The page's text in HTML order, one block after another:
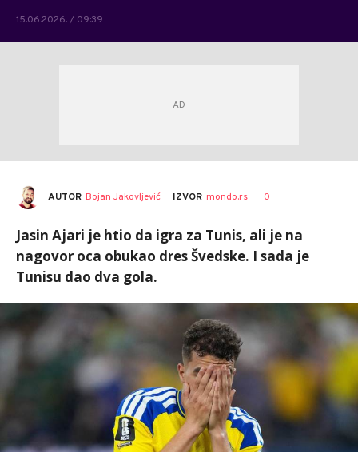
15.06.2026. / 09:39
AUTOR Bojan Jakovljević IZVOR mondo.rs 0
Jasin Ajari je htio da igra za Tunis, ali je na
nagovor oca obukao dres Švedske. I sada je
Tunisu dao dva gola.